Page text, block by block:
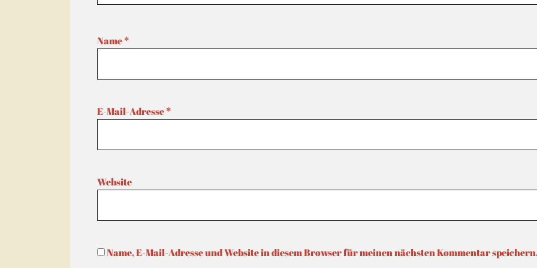
Name*
E-Mail-Adresse*
Website
Name, E-Mail-Adresse und Website in diesem Browser für meinen nächsten Kommentar